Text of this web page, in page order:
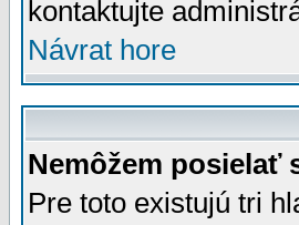
kontaktujte
Návrat hore
Nemôžem posielať
Pre toto existujú tri